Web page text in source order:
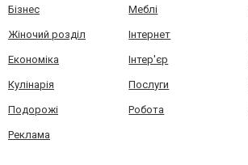
Бізнес Меблі
Жіночий розділ Інтернет
Економіка Інтер'єр
Кулінарія Послуги
Подорожі Робота
Реклама